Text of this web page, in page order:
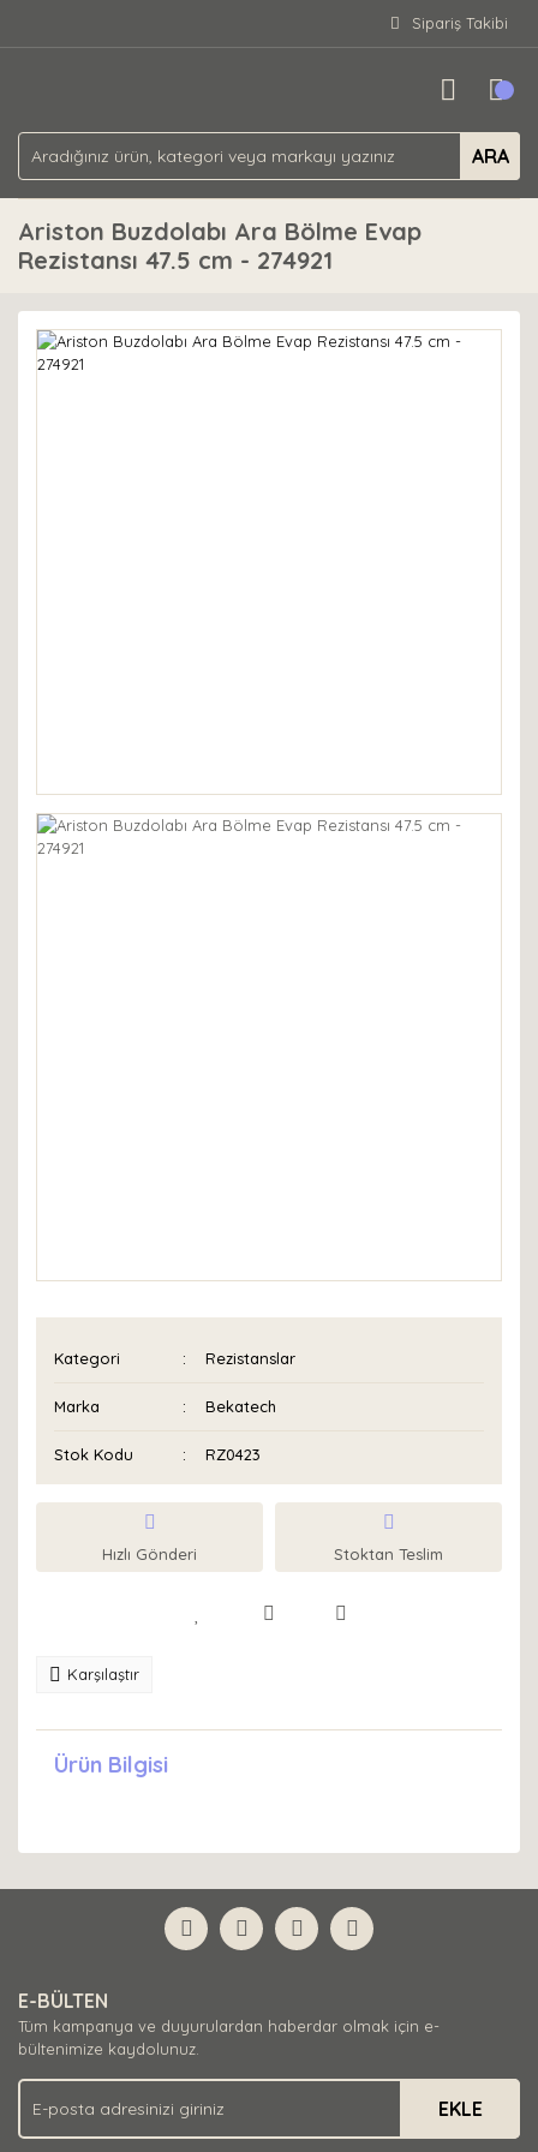
Sipariş Takibi
ARA
Ariston Buzdolabı Ara Bölme Evap
Rezistansı 47.5 cm - 274921
Kategori Rezistanslar
Marka Bekatech
Stok Kodu RZ0423
Hızlı Gönderi Stoktan Teslim
Karşılaştır
Ürün Bilgisi
E-BÜLTEN
Tüm kampanya ve duyurulardan haberdar olmak için e-
bültenimize kaydolunuz.
EKLE